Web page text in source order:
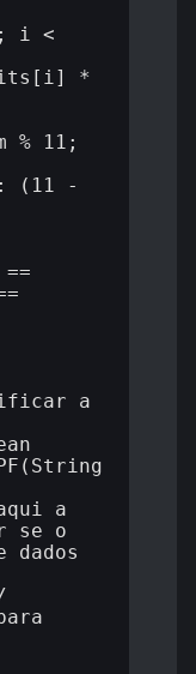
i <
*
11;
(11 -
a
a
se o
dados